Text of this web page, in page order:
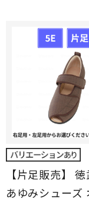
【片足販売】
あゆみシューズ